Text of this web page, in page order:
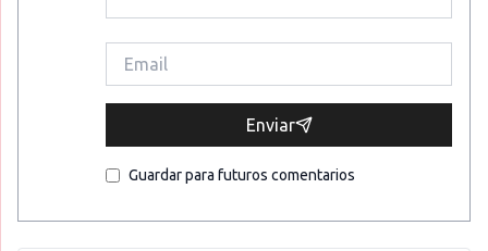
Enviar
Guardar para futuros comentarios